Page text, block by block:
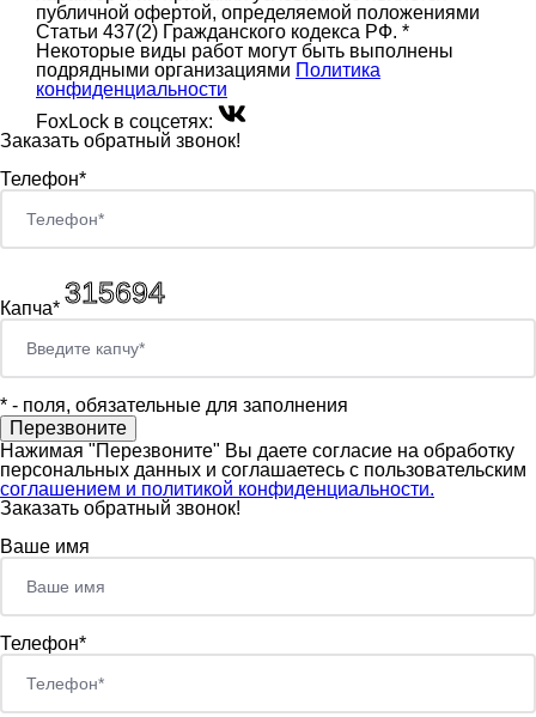
публичной офертой, определяемой положениями
Статьи 437(2) Гражданского кодекса РФ. *
Некоторые виды работ могут быть выполнены
подрядными организациями Политика
конфиденциальности
FoxLock в соцсетях:
Заказать обратный звонок!
Телефон*
Капча*
* - поля, обязательные для заполнения
Нажимая "Перезвоните" Вы даете согласие на обработку
персональных данных и соглашаетесь c пользовательским
соглашением и политикой конфиденциальности.
Заказать обратный звонок!
Ваше имя
Телефон*